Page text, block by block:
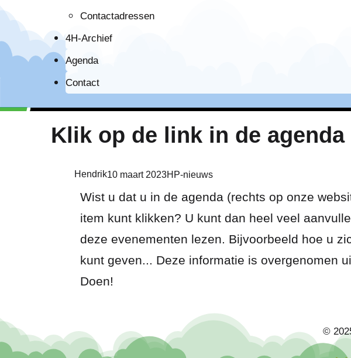
Contactadressen
4H-Archief
Agenda
Contact
Klik op de link in de agenda
Hendrik10 maart 2023HP-nieuws
Wist u dat u in de agenda (rechts op onze
item kunt klikken? U kunt dan heel veel
deze evenementen lezen. Bijvoorbeeld hoe u
kunt geven... Deze informatie is overgenomen
Doen!
©